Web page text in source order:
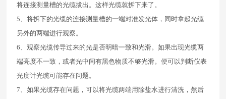
将连接测量槽的光缆拔出。这样光缆就拆下来了。
5 、将拆下的光缆的连接测量槽的一端对准发光体，同时拿起光缆
另外的两端进行观察。
6 、观察光缆传导过来的光是否明暗一致和光滑。如果出现光缆两
端亮度不一致，或者光中间有黑色物质不够光滑。便可以判断仪表
光度计光缆可能存在问题。
7 、如果光缆存在问题，可以将光缆两端用除盐水进行清洗，然后